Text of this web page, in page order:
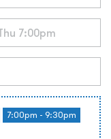
7:00pm - 9:30pm